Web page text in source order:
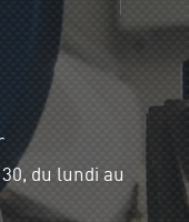
du lundi au